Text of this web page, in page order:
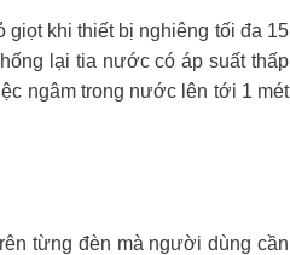
khi thiết bị nghiêng tối đa 15
lại tia nước có áp suất thấp
ngâm trong nước lên tới 1 mét
từng đèn mà người dùng cần